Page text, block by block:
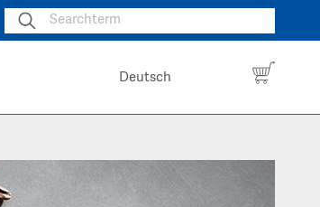
Deutsch